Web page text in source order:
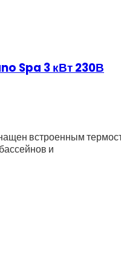
Spa 3 кВт 230В
встроенным
и